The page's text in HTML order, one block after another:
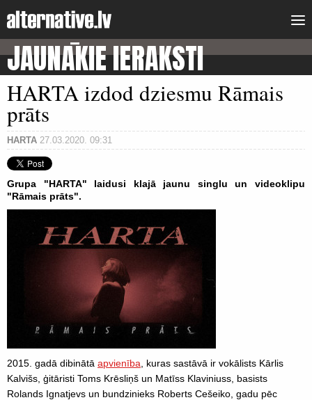
JAUNĀKIE IERAKSTI
HARTA izdod dziesmu Rāmais
prāts
HARTA 27.03.2020. 09:31
Grupa "HARTA" laidusi klajā jaunu singlu un videoklipu
"Rāmais prāts".
2015. gadā dibinātā apvienība , kuras sastāvā ir vokālists Kārlis
Kalvišs, ģitāristi Toms Krēsliņš un Matīss Klaviniuss, basists
Rolands Ignatjevs un bundzinieks Roberts Cešeiko, gadu pēc